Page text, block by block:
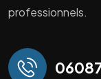
professionnels.